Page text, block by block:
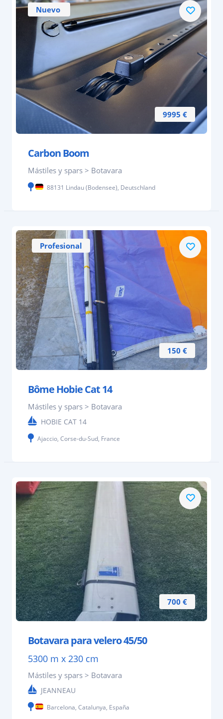
9995 €
Nuevo
Carbon Boom
Mástiles y spars > Botavara
88131 Lindau (Bodensee), Deutschland
150 €
Profesional
Bôme Hobie Cat 14
Mástiles y spars > Botavara
HOBIE CAT 14
Ajaccio, Corse-du-Sud, France
700 €
Botavara para velero 45/50
5300 m x 230 cm
Mástiles y spars > Botavara
JEANNEAU
Barcelona, Catalunya, España